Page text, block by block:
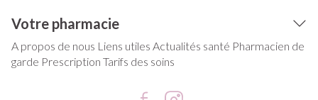
Votre pharmacie
A propos de nous Liens utiles Actualités santé Pharmacien de
garde Prescription Tarifs des soins